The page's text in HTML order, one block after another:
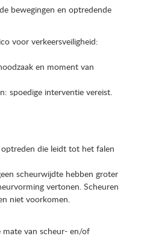
bewegingen en optredende
voor verkeersveiligheid:
en moment van
spoedige interventie vereist.
die leidt tot het falen
scheurwijdte hebben groter
vertonen. Scheuren
niet voorkomen.
mate van scheur- en/of